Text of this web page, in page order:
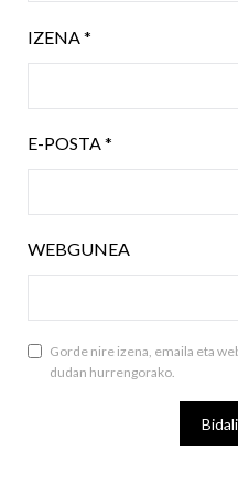
IZENA*
E-POSTA*
WEBGUNEA
Gorde nire izena, emaila eta
dudan hurrengorako.